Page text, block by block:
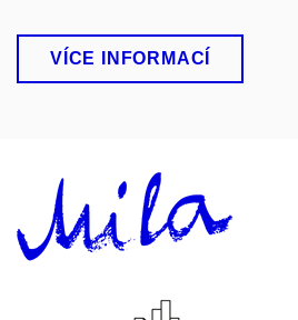
VÍCE INFORMACÍ